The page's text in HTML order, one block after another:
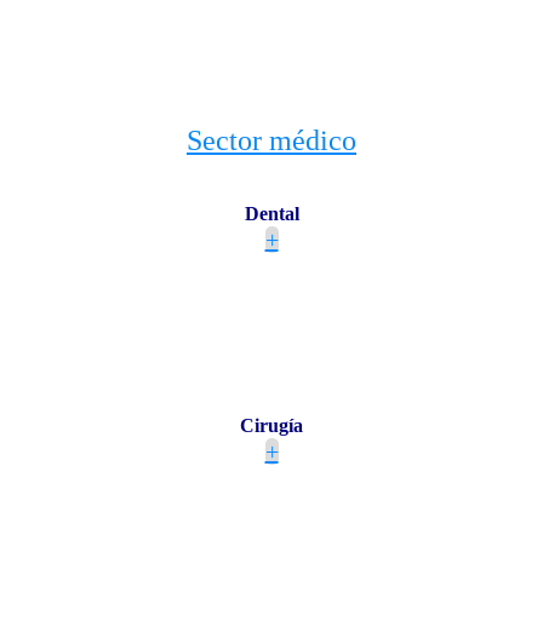
Sector médico
Dental
+
Cirugía
+